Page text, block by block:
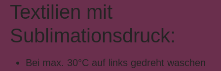
Textilien mit
Sublimationsdruck:
Bei max. 30°C auf links gedreht waschen